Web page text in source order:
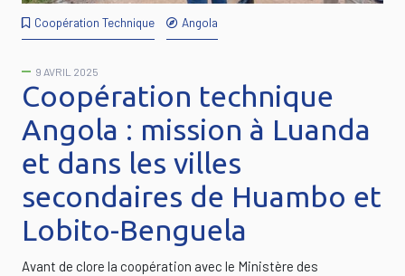
Coopération Technique Angola
9 AVRIL 2025
Coopération technique
Angola : mission à Luanda
et dans les villes
secondaires de Huambo et
Lobito-Benguela
Avant de clore la coopération avec le Ministère des